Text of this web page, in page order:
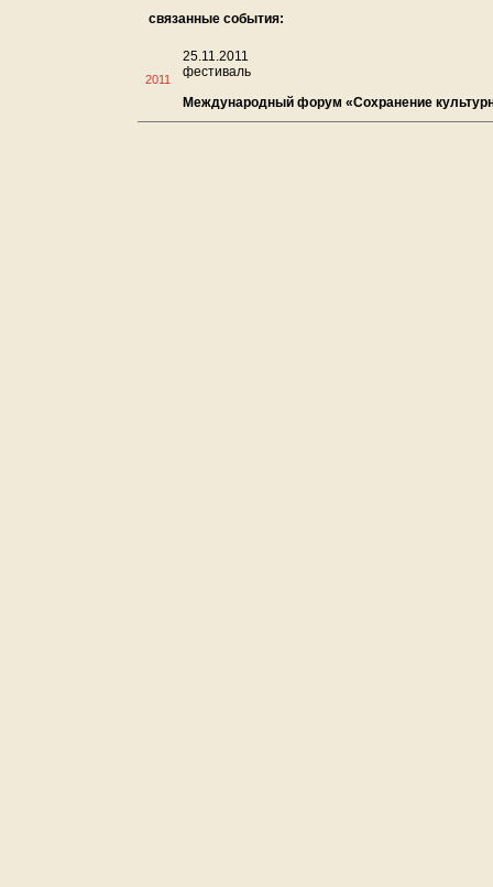
связанные события:
2011
25.11.2011
фестиваль
Международный форум «Сохранение